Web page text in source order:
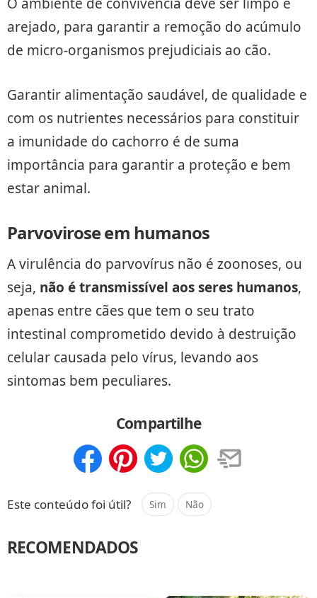
arejado, para garantir a remoção do acúmulo
de micro-organismos prejudiciais ao cão.
Garantir alimentação saudável, de qualidade e
com os nutrientes necessários para constituir
a imunidade do cachorro é de suma
importância para garantir a proteção e bem
estar animal.
Parvovirose em humanos
A virulência do parvovírus não é zoonoses, ou
seja, não é transmissível aos seres humanos,
apenas entre cães que tem o seu trato
intestinal comprometido devido à destruição
celular causada pelo vírus, levando aos
sintomas bem peculiares.
Compartilhe
Este conteúdo foi útil? Sim Não
RECOMENDADOS